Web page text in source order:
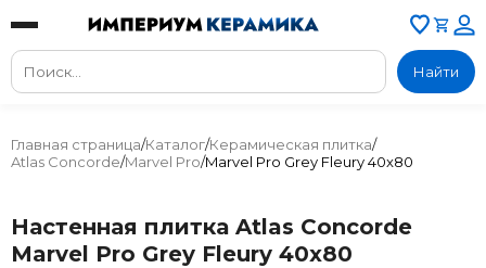
Найти
Главная страница/Каталог/Керамическая плитка/
Atlas Concorde/Marvel Pro/Marvel Pro Grey Fleury 40x80
Настенная плитка Atlas Concorde
Marvel Pro Grey Fleury 40x80